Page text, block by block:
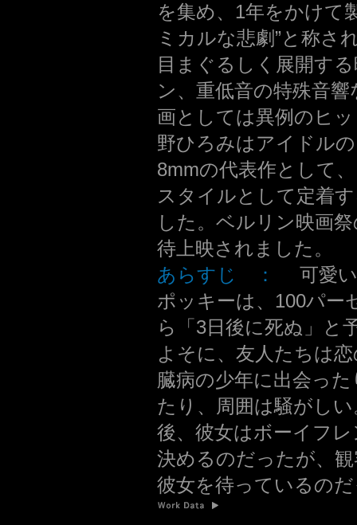
を集め、1年をかけて
ミカルな悲劇”と称さ
目まぐるしく展開す
ン、重低音の特殊音
画としては異例のヒ
野ひろみはアイドル
8mmの代表作として
スタイルとして定着
した。ベルリン映画
待上映されました。
あらすじ ：
可愛
ポッキーは、100パー
ら「3日後に死ぬ」と
よそに、友人たちは
臓病の少年に出会っ
たり、周囲は騒がし
後、彼女はボーイフ
決めるのだったが、
彼女を待っているの